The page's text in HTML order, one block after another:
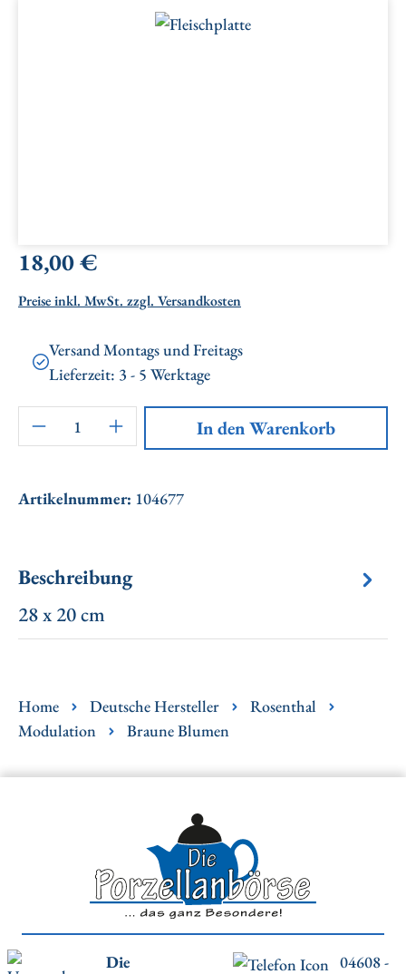
Bildergalerie überspringen
Regulärer Preis:
18,00 €
Preise inkl. MwSt. zzgl. Versandkosten
Versand Montags und Freitags
Lieferzeit: 3 - 5 Werktage
Artikel Anzahl: Gib den gewünschten
In den Warenkorb
Artikelnummer: 104677
Beschreibung
28 x 20 cm
Home Deutsche Hersteller
Rosenthal
Modulation
Braune Blumen
Die
04608 -